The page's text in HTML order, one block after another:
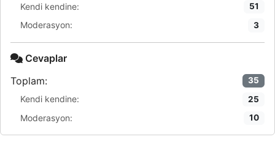
Kendi kendine: 51
Moderasyon: 3
Cevaplar
Toplam:
35
Kendi kendine: 25
Moderasyon: 10